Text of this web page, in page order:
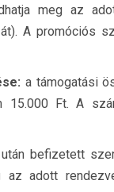
meg az
A promóciós
a támogatási
15.000 Ft. A
befizetett
az adott